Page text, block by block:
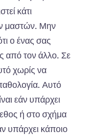
κάτι
μαστών. Μην
ο ένας σας
από τον άλλο. Σε
χωρίς να
Αυτό
εάν υπάρχει
ή στο σχήμα
υπάρχει κάποιο